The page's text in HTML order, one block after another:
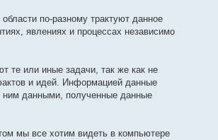
по-разному трактуют данное
явлениях и процессах независимо
те или иные задачи, так же как не
и идей. Информацией данные
ним данными, полученные данные
мы все хотим видеть в компьютере